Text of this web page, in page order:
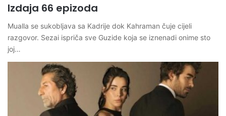
Izdaja 66 epizoda
Mualla se sukobljava sa Kadrije dok Kahraman čuje cijeli
razgovor. Sezai ispriča sve Guzide koja se iznenadi onime sto
joj…